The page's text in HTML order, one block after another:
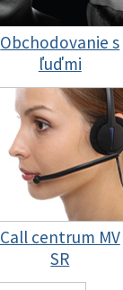
Obchodovanie s
ľuďmi
Call centrum MV
SR